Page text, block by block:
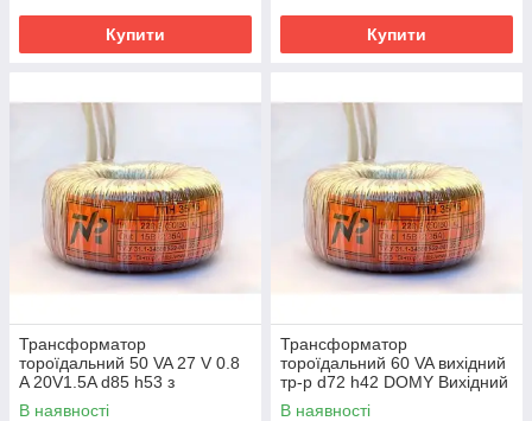
Купити Купити
Трансформатор
тороїдальний 50 VA 27 V 0.8
A 20V1.5A d85 h53 з
просоченням
В наявності
Трансформатор
тороїдальний 60 VA вихідний
тр-р d72 h42 DOMY Вихідний
для лампового підсилювача
В наявності